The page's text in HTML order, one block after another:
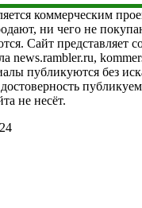
коммерческим
ни чего не
Сайт представляет
news.rambler.ru,
публикуются без
достоверность
не несёт.